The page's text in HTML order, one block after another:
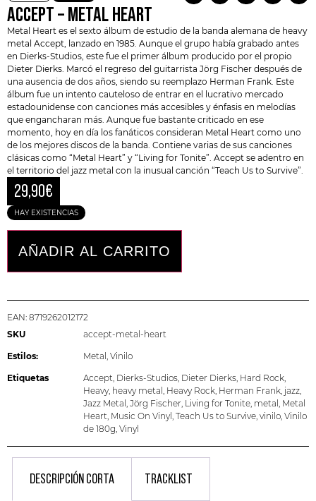
ACCEPT – METAL HEART
Metal Heart es el sexto álbum de estudio de la banda alemana de heavy
metal Accept , lanzado en 1985. Aunque el grupo había grabado antes
en Dierks-Studios, este fue el primer álbum producido por el propio
Dieter Dierks . Marcó el regreso del guitarrista Jörg Fischer después de
una ausencia de dos años, siendo su reemplazo Herman Frank. Este
álbum fue un intento cauteloso de entrar en el lucrativo mercado
estadounidense con canciones más accesibles y énfasis en melodías
que engancharan más. Aunque fue bastante criticado en ese
momento, hoy en día los fanáticos consideran Metal Heart como uno
de los mejores discos de la banda. Contiene varias de sus canciones
clásicas como “Metal Heart” y “Living for Tonite”. Accept se adentro en
el territorio del jazz metal con la inusual canción “Teach Us to Survive”.
29,90€
HAY EXISTENCIAS
AÑADIR AL CARRITO
EAN: 8719262012172
SKU
accept-metal-heart
Estilos: Metal , Vinilo
Etiquetas Accept, Dierks-Studios, Dieter Dierks, Hard Rock,
Heavy, heavy metal , Heavy Rock, Herman Frank, jazz,
Jazz Metal , Jörg Fischer, Living for Tonite, metal , Metal
Heart, Music On Vinyl, Teach Us to Survive, vinilo, Vinilo
de 180g, Vinyl
DESCRIPCIÓN CORTA TRACKLIST